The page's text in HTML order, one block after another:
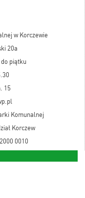
w Korczewie
20a
do piątku
15
Komunalnej
Korczew
0010